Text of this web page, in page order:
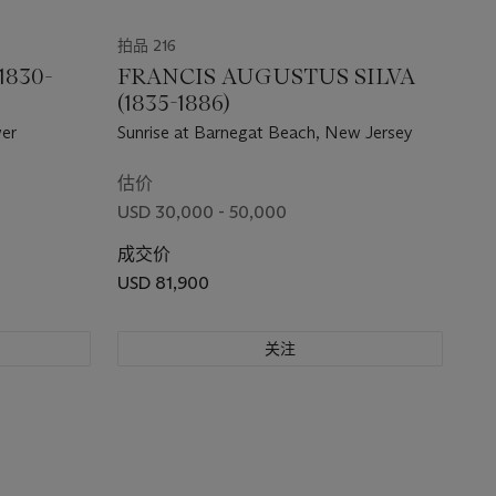
拍品 216
FRANCIS AUGUSTUS SILVA
(1835-1886)
Sunrise at Barnegat Beach, New Jersey
估价
USD 30,000 - 50,000
成交价
USD 81,900
关注